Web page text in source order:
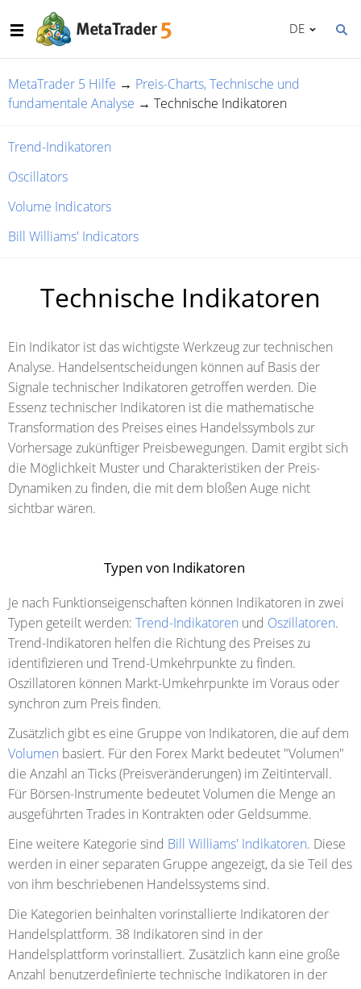
DE
MetaTrader 5 Hilfe → Preis-Charts, Technische und
fundamentale Analyse → Technische Indikatoren
Trend-Indikatoren
Oscillators
Volume Indicators
Bill Williams' Indicators
Technische Indikatoren
Ein Indikator ist das wichtigste Werkzeug zur technischen
Analyse. Handelsentscheidungen können auf Basis der
Signale technischer Indikatoren getroffen werden. Die
Essenz technischer Indikatoren ist die mathematische
Transformation des Preises eines Handelssymbols zur
Vorhersage zukünftiger Preisbewegungen. Damit ergibt sich
die Möglichkeit Muster und Charakteristiken der Preis-
Dynamiken zu finden, die mit dem bloßen Auge nicht
sichtbar wären.
Typen von Indikatoren
Je nach Funktionseigenschaften können Indikatoren in zwei
Typen geteilt werden: Trend-Indikatoren und Oszillatoren.
Trend-Indikatoren helfen die Richtung des Preises zu
identifizieren und Trend-Umkehrpunkte zu finden.
Oszillatoren können Markt-Umkehrpunkte im Voraus oder
synchron zum Preis finden.
Zusätzlich gibt es eine Gruppe von Indikatoren, die auf dem
Volumen basiert. Für den Forex Markt bedeutet "Volumen"
die Anzahl an Ticks (Preisveränderungen) im Zeitintervall.
Für Börsen-Instrumente bedeutet Volumen die Menge an
ausgeführten Trades in Kontrakten oder Geldsumme.
Eine weitere Kategorie sind Bill Williams' Indikatoren. Diese
werden in einer separaten Gruppe angezeigt, da sie Teil des
von ihm beschriebenen Handelssystems sind.
Die Kategorien beinhalten vorinstallierte Indikatoren der
Handelsplattform. 38 Indikatoren sind in der
Handelsplattform vorinstalliert. Zusätzlich kann eine große
Anzahl benutzerdefinierte technische Indikatoren in der